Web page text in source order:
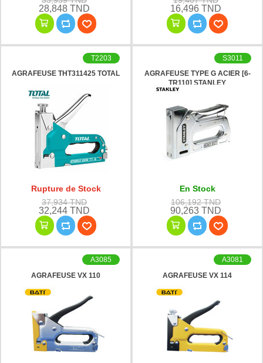
28,848 TND 16,496 TND
AGRAFEUSE THT311425 TOTAL
T2203
Rupture de Stock
37,934 TND
32,244 TND
AGRAFEUSE TYPE G ACIER [6-
TR110] STANLEY
S3011
En Stock
106,192 TND
90,263 TND
AGRAFEUSE VX 110
A3085
AGRAFEUSE VX 114
A3081